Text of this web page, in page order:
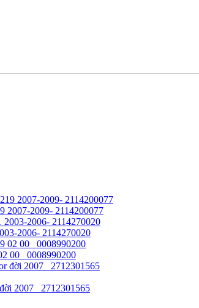
2007-2009- 2114200077
2006- 2114270020
00_ 0008990200
2007_ 2712301565